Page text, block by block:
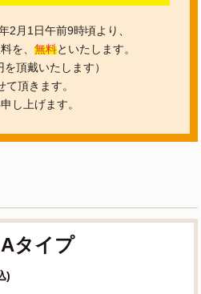
2月1日午前9時頃より、
を、 無料といたします。
頂戴いたします）
頂きます。
し上げます。
タイプ
)